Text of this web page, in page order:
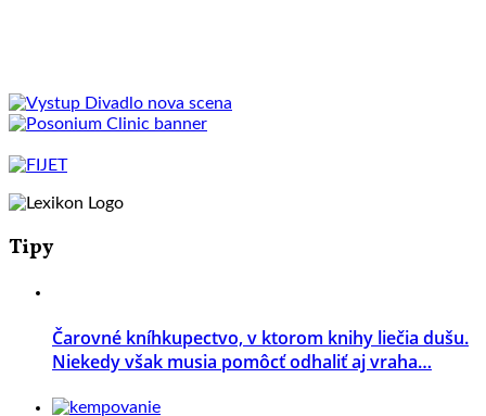
Tipy
Čarovné kníhkupectvo, v ktorom knihy liečia dušu.
Niekedy však musia pomôcť odhaliť aj vraha…